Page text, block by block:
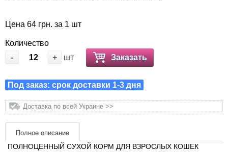
Цена 64 грн. за 1 шт
Количество
-
+ шт Заказать
Под заказ: срок доставки 1-3 дня
Доставка по всей Украине >>
Полное описание
ПОЛНОЦЕННЫЙ СУХОЙ КОРМ ДЛЯ ВЗРОСЛЫХ КОШЕК
расходные материалы
Подарочные сертификаты
Товары для голубей
Товары для грызунов
Товары для лошадей